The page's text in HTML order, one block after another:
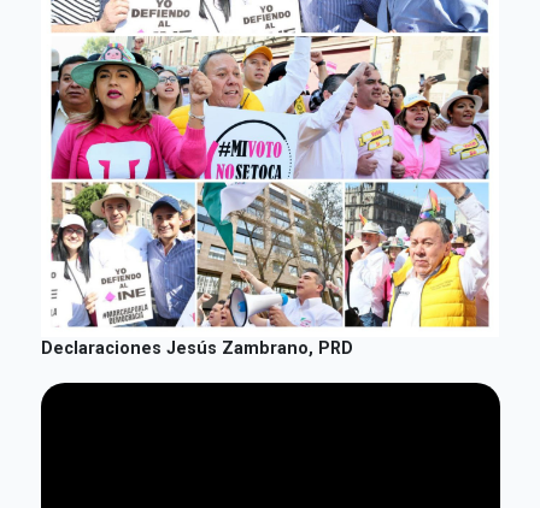
Declaraciones Jesús Zambrano, PRD